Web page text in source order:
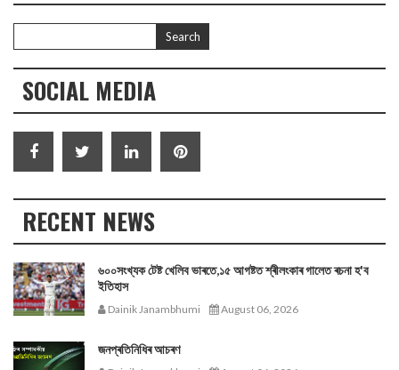
SOCIAL MEDIA
RECENT NEWS
৬০০সংখ্যক টেষ্ট খেলিব ভাৰতে,১৫ আগষ্টত শ্ৰীলংকাৰ গালেত ৰচনা হ'ব
ইতিহাস
Dainik Janambhumi August 06, 2026
জনপ্ৰতিনিধিৰ আচৰণ